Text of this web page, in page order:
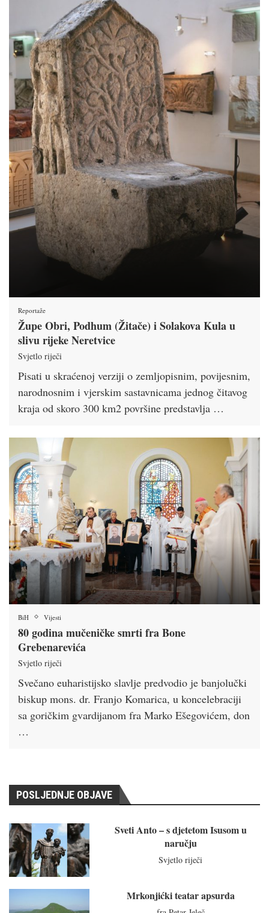
Reportaže
Župe Obri, Podhum (Žitače) i Solakova Kula u
slivu rijeke Neretvice
Svjetlo riječi
Pisati u skraćenoj verziji o zemljopisnim, povijesnim,
narodnosnim i vjerskim sastavnicama jednog čitavog
kraja od skoro 300 km2 površine predstavlja …
BiH Vijesti
80 godina mučeničke smrti fra Bone
Grebenarevića
Svjetlo riječi
Svečano euharistijsko slavlje predvodio je banjolučki
biskup mons. dr. Franjo Komarica, u koncelebraciji
sa goričkim gvardijanom fra Marko Ešegovićem, don
…
POSLJEDNJE OBJAVE
Sveti Anto – s djetetom Isusom u
naručju
Svjetlo riječi
Mrkonjićki teatar apsurda